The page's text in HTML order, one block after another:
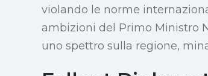
violando le norme
ambizioni del Primo Ministro
uno spettro sulla regione,